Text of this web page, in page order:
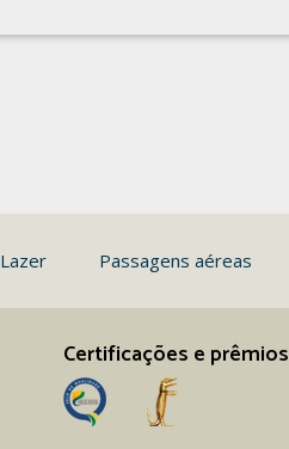
Lazer Passagens aéreas
Certificações e prêmios